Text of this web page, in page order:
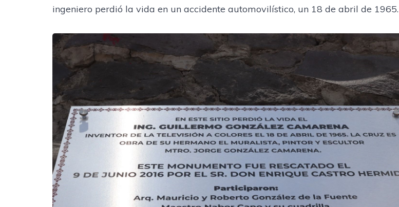
ingeniero perdió la vida en un accidente automovilístico, un 18 de abril de 1965.